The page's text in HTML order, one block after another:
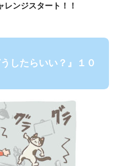
レンジスタート！！
したらいい？』１０